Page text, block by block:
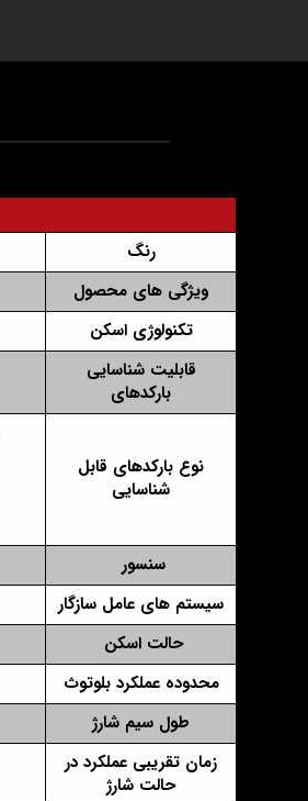
رنگ
ویژگی های محصول
تکنولوژی اسکن
قابلیت شناسایی
بارکدهای
نوع بارکدهای قابل
شناسایی
سنسور
سیستم های عامل سازگار
حالت اسکن
محدوده عملکرد بلوتوث
طول سیم شارژ
زمان تقریبی عملکرد در
حالت شارژ